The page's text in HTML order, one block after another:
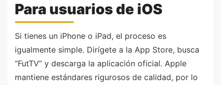
Para usuarios de iOS
Si tienes un iPhone o iPad, el proceso es
igualmente simple. Dirígete a la App Store, busca
“FutTV” y descarga la aplicación oficial. Apple
mantiene estándares rigurosos de calidad, por lo